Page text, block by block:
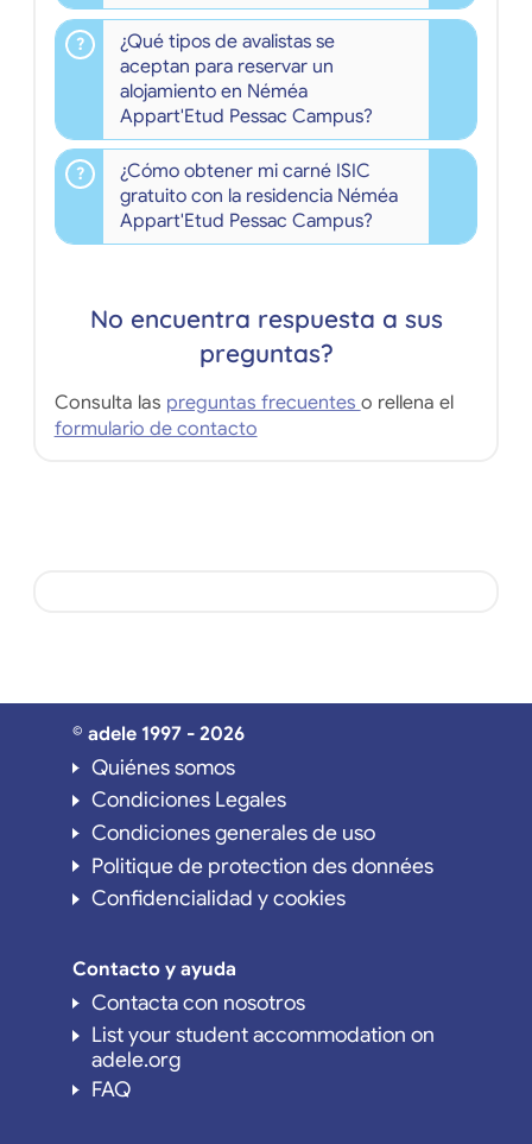
¿Qué tipos de avalistas se
aceptan para reservar un
alojamiento en Néméa
Appart'Etud Pessac Campus?
¿Cómo obtener mi carné ISIC
gratuito con la residencia Néméa
Appart'Etud Pessac Campus?
No encuentra respuesta a sus
preguntas?
Consulta las preguntas frecuentes o rellena el
formulario de contacto
© adele 1997 - 2026
Quiénes somos
Condiciones Legales
Condiciones generales de uso
Politique de protection des données
Confidencialidad y cookies
Contacto y ayuda
Contacta con nosotros
List your student accommodation on
adele.org
FAQ